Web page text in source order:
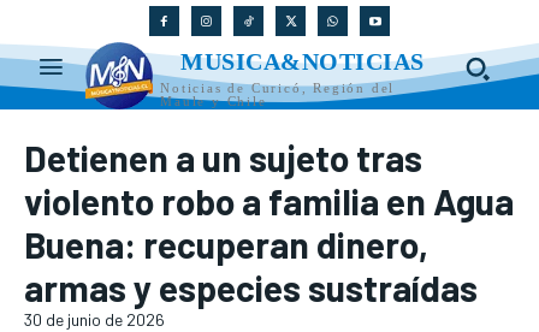
MUSICA&NOTICIAS
Noticias de Curicó, Región del
Maule y Chile
Detienen a un sujeto tras
violento robo a familia en Agua
Buena: recuperan dinero,
armas y especies sustraídas
30 de junio de 2026